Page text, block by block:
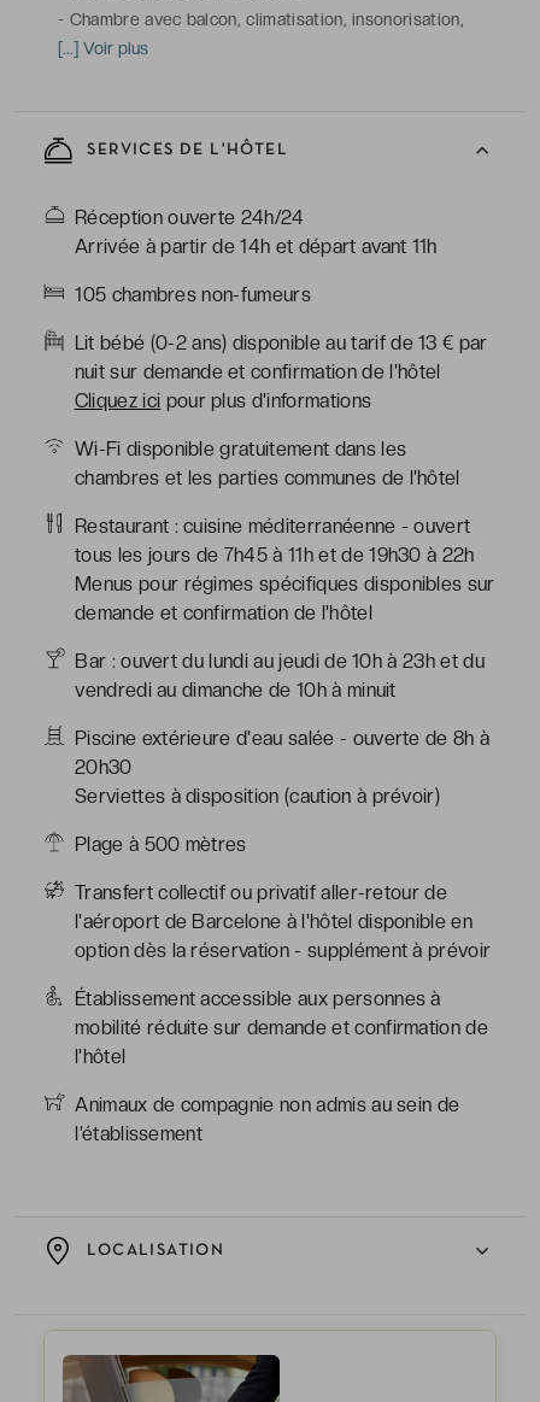
- Chambre avec balcon, climatisation, insonorisation,
télévision à écran plat avec chaînes satellite ou du
-
Salle de bains avec douche à effet de pluie, toilettes,
sèche-cheveux, articles de toilette gratuits
[...] Voir plus
SERVICES DE L'HÔTEL
Réception ouverte 24h/24
Arrivée à partir de 14h et départ avant 11h
105 chambres non-fumeurs
Lit bébé (0-2 ans) disponible au tarif de 13 € par
nuit sur demande et confirmation de l'hôtel
Cliquez ici pour plus d'informations
Wi-Fi disponible gratuitement dans les
chambres et les parties communes de l'hôtel
Restaurant : cuisine méditerranéenne - ouvert
tous les jours de 7h45 à 11h et de 19h30 à 22h
Menus pour régimes spécifiques disponibles sur
demande et confirmation de l'hôtel
Bar : ouvert du lundi au jeudi de 10h à 23h et du
vendredi au dimanche de 10h à minuit
Piscine extérieure d'eau salée - ouverte de 8h à
20h30
Serviettes à disposition (caution à prévoir)
Plage à 500 mètres
Transfert collectif ou privatif aller-retour de
l'aéroport de Barcelone à l'hôtel disponible en
option dès la réservation - supplément à prévoir
Établissement accessible aux personnes à
mobilité réduite sur demande et confirmation de
l'hôtel
Animaux de compagnie non admis au sein de
l’établissement
LOCALISATION